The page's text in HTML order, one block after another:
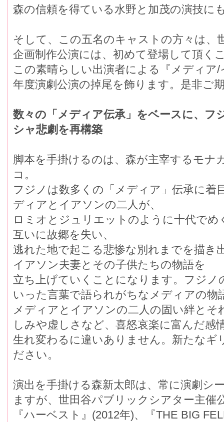
森の信頼を得ている水野と加茂の演技に
そして、この五名のキャストの方々は、
企画制作公演には、初めて登場して頂く
この素晴らしい出演者による『メディア
年度演劇公演の掉尾を飾ります。是非ご
数々の「メディア伝承」をベースに、フ
シャ悲劇を再構築
脚本を手掛けるのは、森が主宰するモナ
コ。
フジノは数多くの「メディア」伝承に着
ディアとイアソンの二人が、
ロミオとジュリエットのように十代で
互いに故郷を失い、
逃れた地で起こる悲惨な別れまでを描き
イアソン夫妻とその子供たちの物語を
立ち上げていくことになります。フジノ
いった言葉で語られがちなメディアの物
メディアとイアソンの二人の固い絆とそ
しみや虚しさなど、喜怒哀楽に富んだ感
生れ変わるに違いありません。新たなギ
ださい。
演出を手掛ける森新太郎は、常に演劇シ
ますが、世田谷パブリックシアター主催
『ハーベスト』(2012年)、『THE BIG